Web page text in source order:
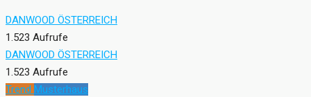
DANWOOD ÖSTERREICH
1.523 Aufrufe
DANWOOD ÖSTERREICH
1.523 Aufrufe
Trend Musterhaus